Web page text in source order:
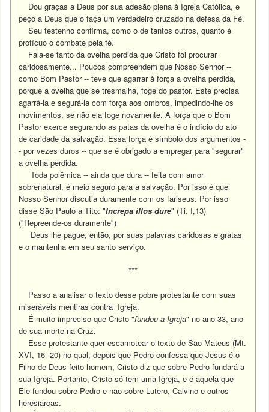
Dou graças a Deus por sua adesão plena à Igreja Católica, e
peço a Deus que o faça um verdadeiro cruzado na defesa da Fé.
Seu testenho confirma, como o de tantos outros, quanto é
profícuo o combate pela fé.
Fala-se tanto da ovelha perdida que Cristo foi procurar
caridosamente... Poucos compreendem que Nosso Senhor --
como Bom Pastor -- teve que agarrar à força a ovelha perdida,
porque a ovelha que se tresmalha, foge do pastor. Este precisa
agarrá-la e segurá-la com força aos ombros, impedindo-lhe os
movimentos, se não ela foge novamente. A força que o Bom
Pastor exerce segurando as patas da ovelha é o indício do ato
de caridade da salvação. Essa força é símbolo dos argumentos -
- por vezes duros -- que se é obrigado a empregar para "segurar"
a ovelha perdida.
Toda polêmica -- ainda que dura -- feita com amor
sobrenatural, é meio seguro para a salvação. Por isso é que
Nosso Senhor discutia duramente com os fariseus. Por isso
disse São Paulo a Tito: "Increpa illos dure" (Ti. I,13)
("Repreende-os duramente")
Deus lhe pague, então, por suas palavras caridosas e gratas
e o mantenha em seu santo serviço.
***
Passo a analisar o texto desse pobre protestante com suas
miseráveis mentiras contra Igreja.
É muito impreciso que Cristo "fundou a Igreja" no ano 33, ano
de sua morte na Cruz.
Esse protestante quer escamotear o texto de São Mateus (Mt.
XVI, 16 -20) no qual, depois que Pedro confessa que Jesus é o
Filho de Deus feito homem, Cristo diz quesobre Pedro fundará a
sua Igreja. Portanto, Cristo só tem uma Igreja, e é aquela que
Ele fundou sobre Pedro e não sobre Lutero, Calvino e outros
heresiarcas.